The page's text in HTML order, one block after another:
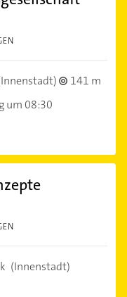
141 m
um 08:30
(Innenstadt)